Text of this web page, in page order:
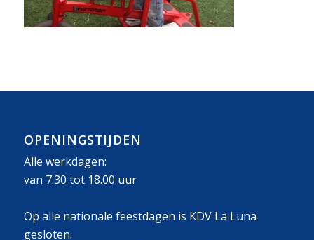
OPENINGSTIJDEN
Alle werkdagen:
van 7.30 tot 18.00 uur
Op alle nationale feestdagen is KDV La Luna
gesloten.